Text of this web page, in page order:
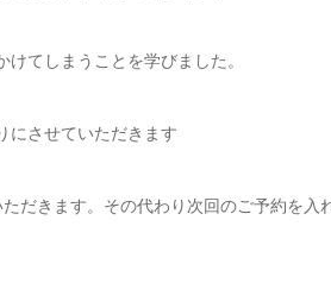
てしまうことを学びました。
にさせていただきます
だきます。その代わり次回のご予約を入